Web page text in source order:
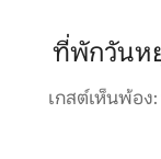
ที่พักวันห
เกสต์เห็นพ้อ